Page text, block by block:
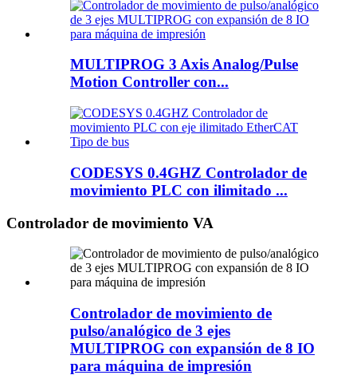
MULTIPROG 3 Axis Analog/Pulse
Motion Controller con...
CODESYS 0.4GHZ Controlador de
movimiento PLC con ilimitado ...
Controlador de movimiento VA
Controlador de movimiento de
pulso/analógico de 3 ejes
MULTIPROG con expansión de 8 IO
para máquina de impresión